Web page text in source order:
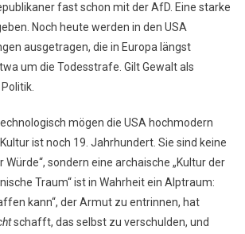
fast schon mit der AfD. Eine starke
Noch heute werden in den USA
ausgetragen, die in Europa längst
um die Todesstrafe. Gilt Gewalt als
mögen die USA hochmodern
ist noch 19. Jahrhundert. Sie sind keine
Würde“, sondern eine archaische „Kultur der
Traum“ ist in Wahrheit ein Alptraum:
kann“, der Armut zu entrinnen, hat
schafft, das selbst zu verschulden, und